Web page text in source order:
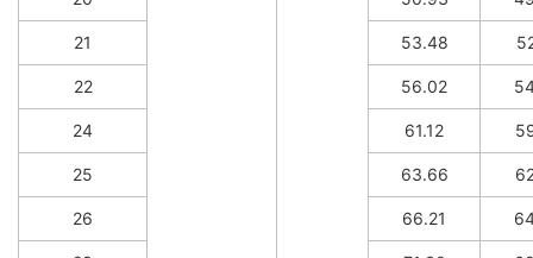
21 53.48
22 56.02
24 61.12
25 63.66
26 66.21